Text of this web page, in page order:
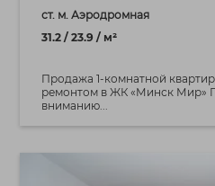
ст. м. Аэродромная
31.2 / 23.9 / м²
Продажа 1-комнатной
ремонтом в ЖК «Минск Мир»
вниманию...